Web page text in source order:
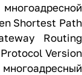
Shortest Path
Routing
Version